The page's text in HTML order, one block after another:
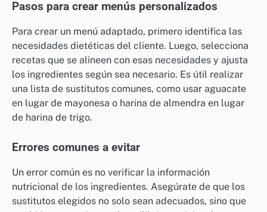
Pasos para crear menús personalizados
Para crear un menú adaptado, primero identifica las
necesidades dietéticas del cliente. Luego, selecciona
recetas que se alineen con esas necesidades y ajusta
los ingredientes según sea necesario. Es útil realizar
una lista de sustitutos comunes, como usar aguacate
en lugar de mayonesa o harina de almendra en lugar
de harina de trigo.
Errores comunes a evitar
Un error común es no verificar la información
nutricional de los ingredientes. Asegúrate de que los
sustitutos elegidos no solo sean adecuados, sino que